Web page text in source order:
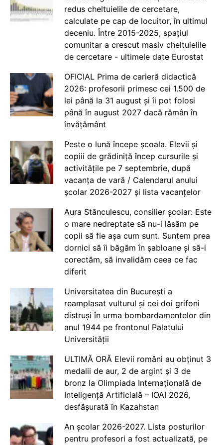
redus cheltuielile de cercetare,
calculate pe cap de locuitor, în ultimul
deceniu. Între 2015-2025, spațiul
comunitar a crescut masiv cheltuielile
de cercetare - ultimele date Eurostat
OFICIAL Prima de carieră didactică
2026: profesorii primesc cei 1.500 de
lei până la 31 august și îi pot folosi
până în august 2027 dacă rămân în
învățământ
Peste o lună începe școala. Elevii și
copiii de grădiniță încep cursurile și
activitățile pe 7 septembrie, după
vacanța de vară / Calendarul anului
școlar 2026-2027 și lista vacanțelor
Aura Stănculescu, consilier școlar: Este
o mare nedreptate să nu-i lăsăm pe
copii să fie așa cum sunt. Suntem prea
dornici să îi băgăm în șabloane și să-i
corectăm, să invalidăm ceea ce fac
diferit
Universitatea din București a
reamplasat vulturul și cei doi grifoni
distruși în urma bombardamentelor din
anul 1944 pe frontonul Palatului
Universității
ULTIMĂ ORĂ Elevii români au obținut 3
medalii de aur, 2 de argint și 3 de
bronz la Olimpiada Internațională de
Inteligență Artificială – IOAI 2026,
desfășurată în Kazahstan
An școlar 2026-2027. Lista posturilor
pentru profesori a fost actualizată, pe